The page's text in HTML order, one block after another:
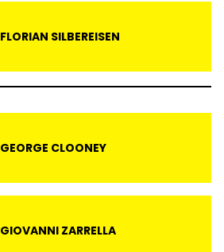
FLORIAN SILBEREISEN
GEORGE CLOONEY
GIOVANNI ZARRELLA